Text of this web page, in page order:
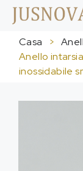
Casa >
Anello
inossidabile